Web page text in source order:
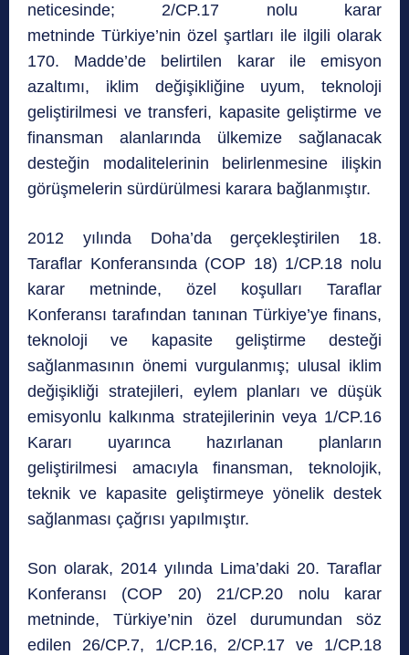
neticesinde; 2/CP.17 nolu karar
metninde Türkiye’nin özel şartları ile ilgili olarak
170. Madde’de belirtilen karar ile emisyon
azaltımı, iklim değişikliğine uyum, teknoloji
geliştirilmesi ve transferi, kapasite geliştirme ve
finansman alanlarında ülkemize sağlanacak
desteğin modalitelerinin belirlenmesine ilişkin
görüşmelerin sürdürülmesi karara bağlanmıştır.
2012 yılında Doha’da gerçekleştirilen 18.
Taraflar Konferansında (COP 18) 1/CP.18 nolu
karar metninde, özel koşulları Taraflar
Konferansı tarafından tanınan Türkiye’ye finans,
teknoloji ve kapasite geliştirme desteği
sağlanmasının önemi vurgulanmış; ulusal iklim
değişikliği stratejileri, eylem planları ve düşük
emisyonlu kalkınma stratejilerinin veya 1/CP.16
Kararı uyarınca hazırlanan planların
geliştirilmesi amacıyla finansman, teknolojik,
teknik ve kapasite geliştirmeye yönelik destek
sağlanması çağrısı yapılmıştır.
Son olarak, 2014 yılında Lima’daki 20. Taraflar
Konferansı (COP 20) 21/CP.20 nolu karar
metninde, Türkiye’nin özel durumundan söz
edilen 26/CP.7, 1/CP.16, 2/CP.17 ve 1/CP.18